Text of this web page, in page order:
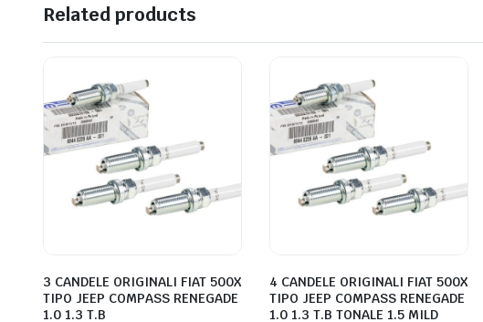
Related products
3 CANDELE ORIGINALI FIAT 500X
TIPO JEEP COMPASS RENEGADE
1.0 1.3 T.B
4 CANDELE ORIGINALI FIAT 500X
TIPO JEEP COMPASS RENEGADE
1.0 1.3 T.B TONALE 1.5 MILD